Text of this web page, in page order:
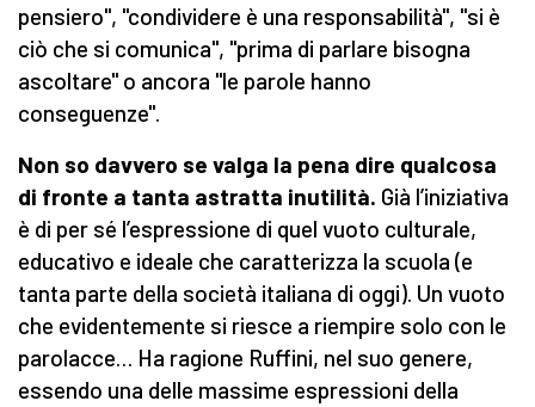
pensiero", "condividere è una responsabilità", "si è
ciò che si comunica", "prima di parlare bisogna
ascoltare" o ancora "le parole hanno
conseguenze".
Non so davvero se valga la pena dire qualcosa
di fronte a tanta astratta inutilità. Già l’iniziativa
è di per sé l’espressione di quel vuoto culturale,
educativo e ideale che caratterizza la scuola (e
tanta parte della società italiana di oggi). Un vuoto
che evidentemente si riesce a riempire solo con le
parolacce… Ha ragione Ruffini, nel suo genere,
essendo una delle massime espressioni della